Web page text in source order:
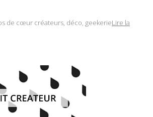
de cœur créateurs, déco, geekerieLire la